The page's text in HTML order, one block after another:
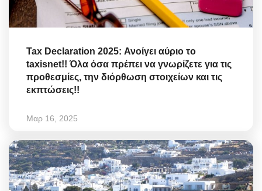
Tax Declaration 2025: Ανοίγει αύριο το
taxisnet!! Όλα όσα πρέπει να γνωρίζετε για τις
προθεσμίες, την διόρθωση στοιχείων και τις
εκπτώσεις!!
Μαρ 16, 2025